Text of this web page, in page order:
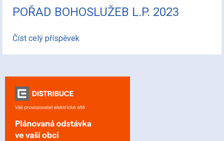
POŘAD BOHOSLUŽEB L.P. 2023
Číst celý příspěvek